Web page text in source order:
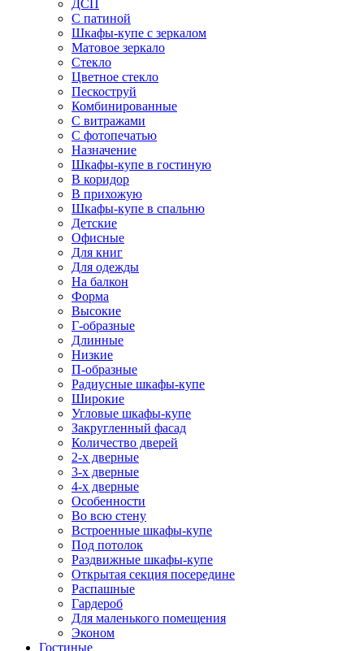
ДСП
С патиной
Шкафы-купе с зеркалом
Матовое зеркало
Стекло
Цветное стекло
Пескоструй
Комбинированные
С витражами
С фотопечатью
Назначение
Шкафы-купе в гостиную
В коридор
В прихожую
Шкафы-купе в спальню
Детские
Офисные
Для книг
Для одежды
На балкон
Форма
Высокие
Г-образные
Длинные
Низкие
П-образные
Радиусные шкафы-купе
Широкие
Угловые шкафы-купе
Закругленный фасад
Количество дверей
2-х дверные
3-х дверные
4-х дверные
Особенности
Во всю стену
Встроенные шкафы-купе
Под потолок
Раздвижные шкафы-купе
Открытая секция посередине
Распашные
Гардероб
Для маленького помещения
Эконом
Гостиные